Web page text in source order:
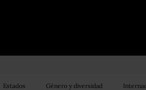
Estados Género y diversidad